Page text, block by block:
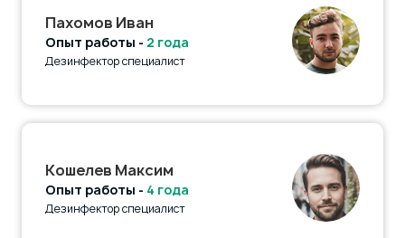
Пахомов Иван
Опыт работы - 2 года
Дезинфектор специалист
Кошелев Максим
Опыт работы - 4 года
Дезинфектор специалист